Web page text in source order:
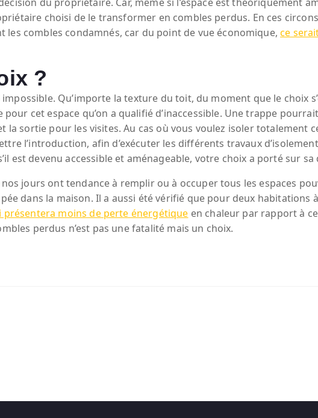
choisi de le transformer en combles perdus. En ces
les combles condamnés, car du point de vue économique,ce
?
impossible. Qu’importe la texture du toit, du moment que le choix
pour cet espace qu’on a qualifié d’inaccessible. Une trappe
la sortie pour les visites. Au cas où vous voulez isoler totalement
l’introduction, afin d’exécuter les différents travaux
est devenu accessible et aménageable, votre choix a porté sur
jours ont tendance à remplir ou à occuper tous les espaces
dans la maison. Il a aussi été vérifié que pour deux habitations
présentera moins de perte énergétique en chaleur par rapport à
perdus n’est pas une fatalité mais un choix.